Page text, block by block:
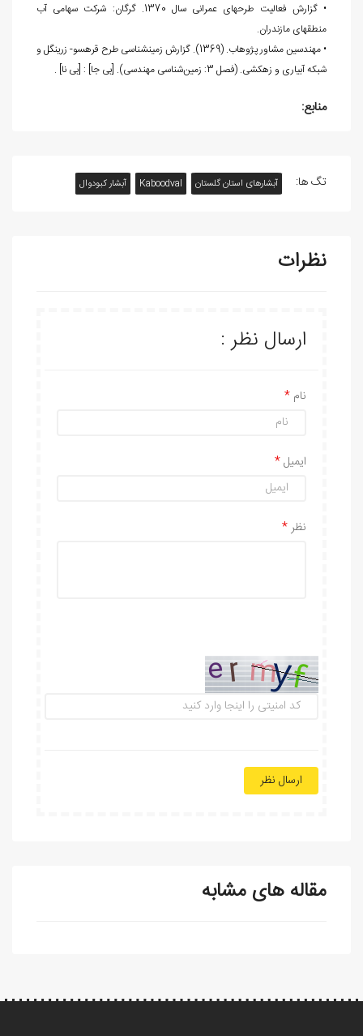
• گزارش فعالیت طرح‏های عمرانی سال 1370. گرگان: شرکت سهامی آب
منطقه‏ای مازندران.
• مهندسین مشاور پژوهاب. (1369). گزارش زمین‎شناسی طرح قره‏سو- زرین‎گل و
شبکه آبیاری و زهکشی. (فصل 3: زمین‌شناسی مهندسی). [بی جا] : [بی نا] .
منابع:
تگ ها: آبشارهای استان گلستان Kaboodval آبشار کبودوال
نظرات
ارسال نظر :
نام
ایمیل
نظر
ارسال نظر
مقاله های مشابه